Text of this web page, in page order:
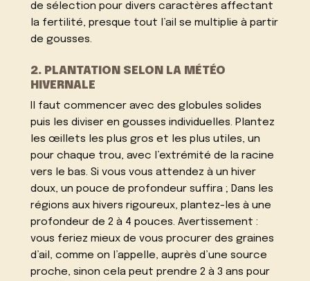
de sélection pour divers caractères affectant
la fertilité, presque tout l’ail se multiplie à partir
de gousses.
2. PLANTATION SELON LA MÉTÉO
HIVERNALE
Il faut commencer avec des globules solides
puis les diviser en gousses individuelles. Plantez
les œillets les plus gros et les plus utiles, un
pour chaque trou, avec l’extrémité de la racine
vers le bas. Si vous vous attendez à un hiver
doux, un pouce de profondeur suffira ; Dans les
régions aux hivers rigoureux, plantez-les à une
profondeur de 2 à 4 pouces. Avertissement :
vous feriez mieux de vous procurer des graines
d’ail, comme on l’appelle, auprès d’une source
proche, sinon cela peut prendre 2 à 3 ans pour